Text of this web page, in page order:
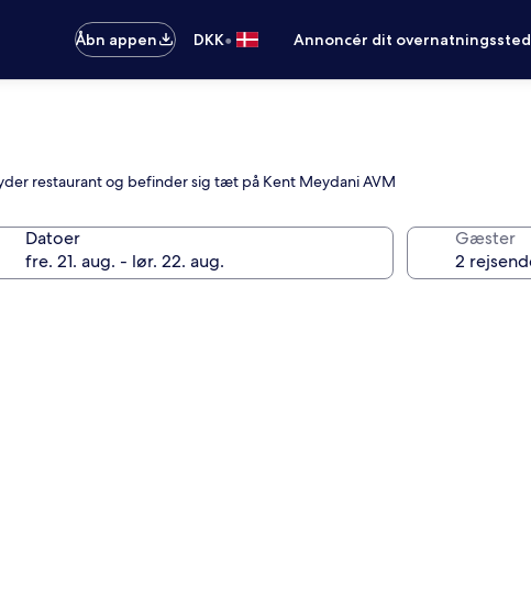
Åbn appen DKK• Annoncér dit overnatningssted
restaurant og befinder sig tæt på Kent Meydani AVM
Datoer Gæster